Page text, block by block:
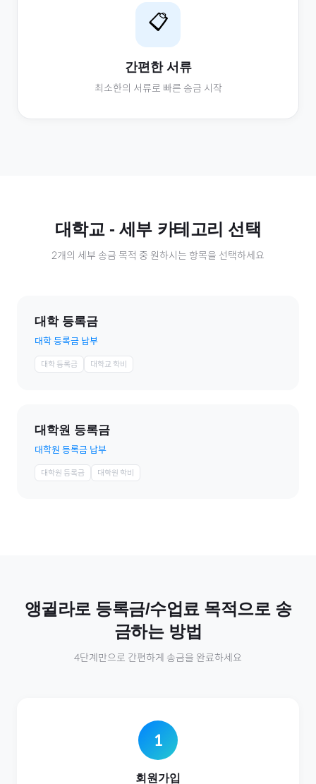
📋
간편한 서류
최소한의 서류로 빠른 송금 시작
대학교 - 세부 카테고리 선택
2개의 세부 송금 목적 중 원하시는 항목을 선택하세요
대학 등록금
대학 등록금 납부
대학 등록금 대학교 학비
대학원 등록금
대학원 등록금 납부
대학원 등록금 대학원 학비
앵귈라로 등록금/수업료 목적으로 송
금하는 방법
4단계만으로 간편하게 송금을 완료하세요
1
회원가입